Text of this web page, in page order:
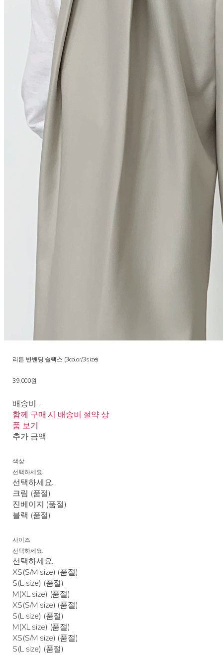
리튼 반밴딩 슬랙스 (3color/3size)
39,000원
배송비 -
함께 구매 시 배송비 절약 상
품 보기
추가 금액
색상
선택하세요.
선택하세요.
크림 (품절)
진베이지 (품절)
블랙 (품절)
사이즈
선택하세요.
선택하세요.
XS(S/M size) (품절)
S(L size) (품절)
M(XL size) (품절)
XS(S/M size) (품절)
S(L size) (품절)
M(XL size) (품절)
XS(S/M size) (품절)
S(L size) (품절)